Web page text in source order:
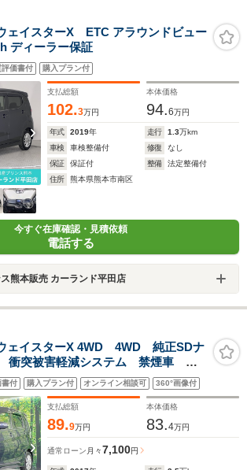
ェイスターX ETC アラウンドビュー
ディーラー保証
価書付 購入プラン付
支払総額
102.3万円
本体価格
94.6万円
年式 2019年 走行 1.3万km
車検
車検整備付 修復
なし
保証
保証付 整備
法定整備付
住所
熊本県熊本市南区
今すぐ在庫確認・見積依頼
電話する
熊本販売 カーランド平田店
ェイスターX 4WD 4WD 純正SDナ
突被害軽減システム 禁煙車 シ
レコ スマートキー HIDヘッド 純
オートライト オートエアコン
書付 購入プラン付 オンライン相談可 360°画像付
支払総額
89.9万円
本体価格
83.4万円
通常ローン 月々7,100円